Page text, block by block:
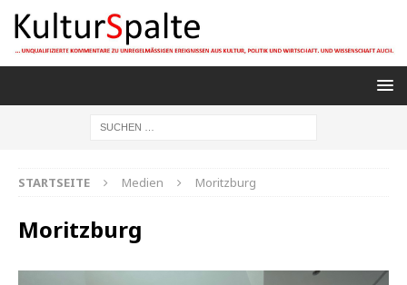
STARTSEITE Medien Moritzburg
Moritzburg